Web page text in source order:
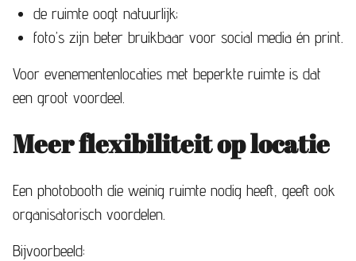
de ruimte oogt natuurlijk;
foto’s zijn beter bruikbaar voor social media én print.
Voor evenementenlocaties met beperkte ruimte is dat
een groot voordeel.
Meer flexibiliteit op locatie
Een photobooth die weinig ruimte nodig heeft, geeft ook
organisatorisch voordelen.
Bijvoorbeeld: